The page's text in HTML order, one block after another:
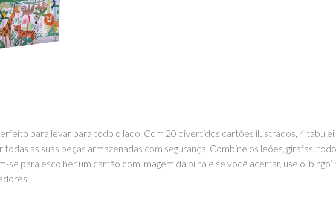
para levar para todo o lado. Com 20 divertidos cartões ilustrados, 4
as suas peças armazenadas com segurança. Combine os leões, girafas,
para escolher um cartão com imagem da pilha e se você acertar, use o